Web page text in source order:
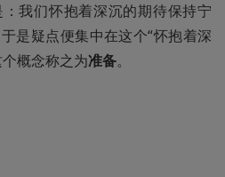
我们怀抱着深沉的期待保持宁
是疑点便集中在这个“怀抱着深
概念称之为准备。